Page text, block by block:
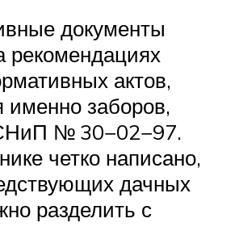
документы
рекомендациях
актов,
заборов,
№ 30−02−97.
четко написано,
дачных
разделить с